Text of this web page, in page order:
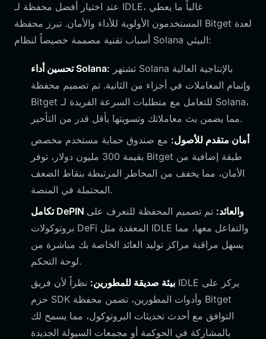
عند اختيار أفضل محفظة لـ IDLE، غالباً ما يعطي
المستخدمون الأولوية للأداء والأمان. تبرز محفظة Bitget لعدة
أسباب تقنية مصممة خصيصاً لنظام Solana البيئي:
تحسين أداء Solana:
وإتمام المعاملات في أجزاء من الثانية. تم تصميم محفظة
Bitget للتعامل مع متطلبات السرعة الفريدة لـ Solana،
مما يضمن بث معاملاتك وتسويتها بأقل قدر من التأخير.
أمان متقدم للأصول: مع صندوق حماية مستخدم مخصص
بقيمة 300 مليون دولار، توفر Bitget طبقة إضافية من
الأمان، مما يخفف من المخاطر المرتبطة بنقاط الضعف
المحتملة في المنصة.
تكامل DePIN والعائد: تم تصميم المحفظة للتعرف على
بروتوكولات DeFi المعقدة مثل IDLE والتفاعل معها، مما
يسهل مراقبة مراكز توليد العائد الخاصة بك مباشرة من
لوحة التحكم.
بيئة صديقة للمطورين: نظراً لأن فريق IDLE يركز على
حزم SDK وأدوات المطورين، تضمن محفظة Bitget
التوافق مع أحدث تحديثات البروتوكول، مما يسمح لك
بالمشاركة في الحوكمة أو مجمعات السيولة الجديدة